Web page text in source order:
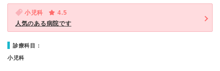
小児科
4.5
人気のある病院です
診療科目：
小児科